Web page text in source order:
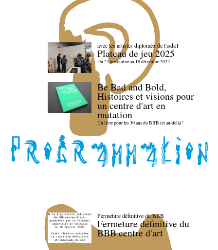
avec les artistes diploméx de l'isdaT
Plateau de jeu 2025
Du 24 novembre au 18 décembre 2025
Be Bad and Bold,
Histoires et visions pour
un centre d'art en
mutation
Un livre pour les 30 ans du BBB (et au-delà) !
Fermeture définitive du BBB
Fermeture définitive du
BBB centre d'art